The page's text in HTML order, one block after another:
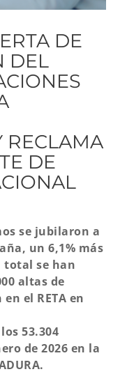
DE
DEL
RECLAMA
DE
se jubilaron a
un 6,1% más
total se han
altas de
el RETA en
53.304
de 2026 en la